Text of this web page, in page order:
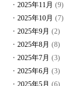
2025年11月 (9)
2025年10月 (7)
2025年9月 (2)
2025年8月 (8)
2025年7月 (3)
2025年6月 (3)
2025年5月 (6)